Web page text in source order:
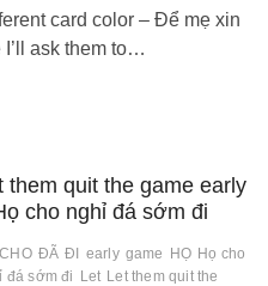
card color – Để mẹ xin
ask them to…
them quit the game early
cho nghỉ đá sớm đi
CHO ĐÃ ĐI early game HỌ Họ cho
đá sớm đi
Let Let them quit the